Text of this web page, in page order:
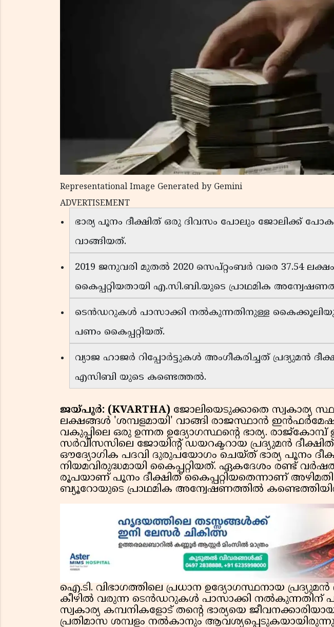
Representational Image Generated by Gemini
ADVERTISEMENT
ഭാര്യ പൂനം ദീക്ഷിത് ഒരു ദിവസം പോലും ജോലിക്ക്
വാങ്ങിയത്.
2019 ജനുവരി മുതൽ 2020 സെപ്റ്റംബർ വരെ 37.54
കൈപ്പറ്റിയതായി എ.സി.ബി.യുടെ പ്രാഥമിക
ടെൻഡറുകൾ പാസാക്കി നൽകുന്നതിനുള്ള
പണം കൈപ്പറ്റിയത്.
വ്യാജ ഹാജർ റിപ്പോർട്ടുകൾ അംഗീകരിച്ചത് പ്രദ്യുമൻ
എസിബി യുടെ കണ്ടെത്തൽ.
ജയ്പൂർ: (KVARTHA) ജോലിയെടുക്കാതെ സ്വകാര്യ
ലക്ഷങ്ങൾ 'ശമ്പളമായി' വാങ്ങി രാജസ്ഥാൻ
വകുപ്പിലെ ഒരു ഉന്നത ഉദ്യോഗസ്ഥന്റെ ഭാര്യ.
സർവീസസിലെ ജോയിന്റ് ഡയറക്ടറായ പ്രദ്യുമൻ
ഔദ്യോഗിക പദവി ദുരുപയോഗം ചെയ്ത് ഭാര്യ പൂനം
നിയമവിരുദ്ധമായി കൈപ്പറ്റിയത്. ഏകദേശം രണ്ട്
രൂപയാണ് പൂനം ദീക്ഷിത് കൈപ്പറ്റിയതെന്നാണ് അഴിമതി
ബ്യൂറോയുടെ പ്രാഥമിക അന്വേഷണത്തിൽ
ഐ.ടി. വിഭാഗത്തിലെ പ്രധാന ഉദ്യോഗസ്ഥനായ പ്രദ്യുമൻ
കീഴിൽ വരുന്ന ടെൻഡറുകൾ പാസാക്കി നൽകുന്നതിന്
സ്വകാര്യ കമ്പനികളോട് തന്റെ ഭാര്യയെ
പ്രതിമാസ ശമ്പളം നൽകാനും